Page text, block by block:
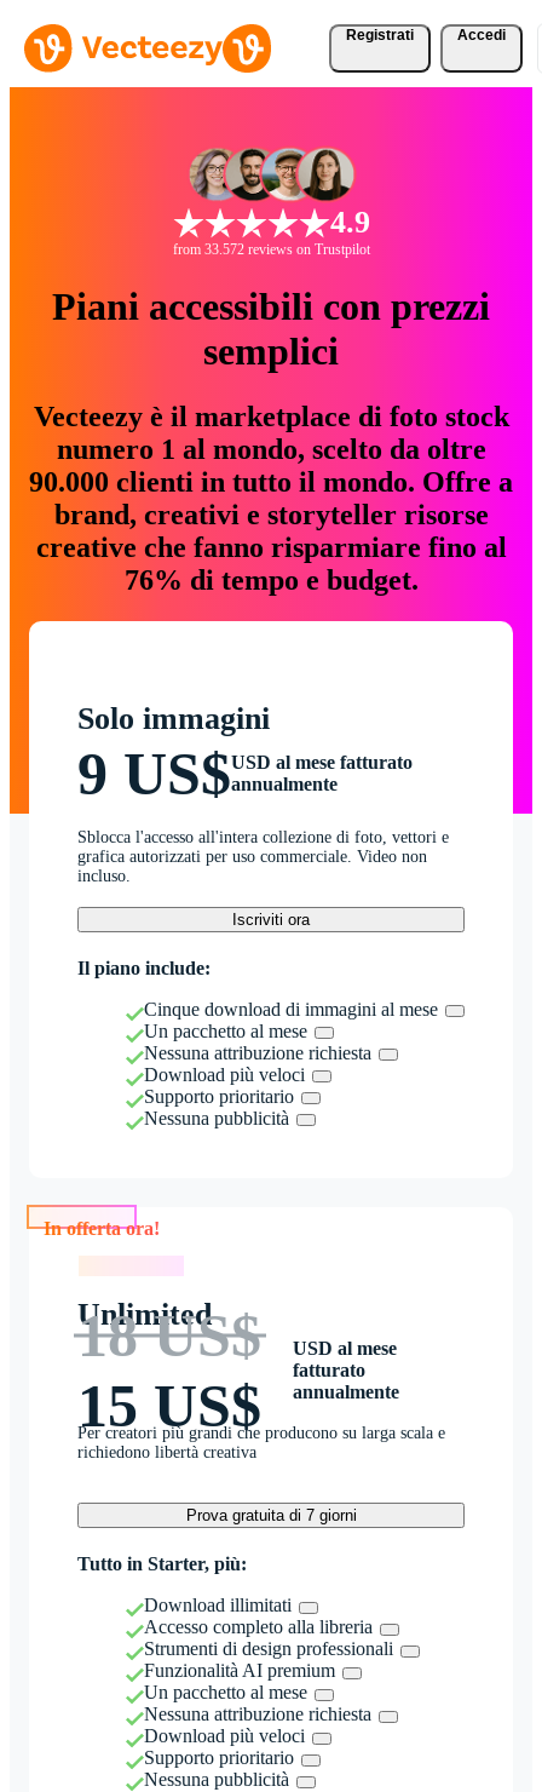
Registrati Accedi
4.9
from 33.572 reviews on Trustpilot
Piani accessibili con prezzi
semplici
Vecteezy è il marketplace di foto stock
numero 1 al mondo, scelto da oltre
90.000 clienti in tutto il mondo. Offre a
brand, creativi e storyteller risorse
creative che fanno risparmiare fino al
76% di tempo e budget.
Solo immagini
9 US$USD al mese fatturato
annualmente
Sblocca l'accesso all'intera collezione di foto, vettori e
grafica autorizzati per uso commerciale. Video non
incluso.
Iscriviti ora
Il piano include:
Cinque download di immagini al mese
Un pacchetto al mese
Nessuna attribuzione richiesta
Download più veloci
Supporto prioritario
Nessuna pubblicità
Unlimited
18 US$
15 US$
USD al mese
fatturato
annualmente
Per creatori più grandi che producono su larga scala e
richiedono libertà creativa
Prova gratuita di 7 giorni
Tutto in Starter, più:
Download illimitati
Accesso completo alla libreria
Strumenti di design professionali
Funzionalità AI premium
Un pacchetto al mese
Nessuna attribuzione richiesta
Download più veloci
Supporto prioritario
Nessuna pubblicità